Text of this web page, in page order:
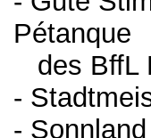
Pétanque
des BffL
-
-